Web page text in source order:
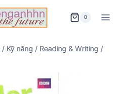
0
/ Kỹ năng / Reading & Writing /